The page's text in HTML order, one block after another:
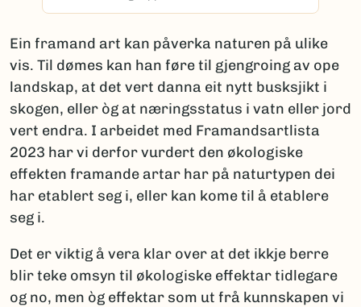
Ein framand art kan påverka naturen på ulike
vis. Til dømes kan han føre til gjengroing av ope
landskap, at det vert danna eit nytt busksjikt i
skogen, eller òg at næringsstatus i vatn eller jord
vert endra. I arbeidet med Framandsartlista
2023 har vi derfor vurdert den økologiske
effekten framande artar har på naturtypen dei
har etablert seg i, eller kan kome til å etablere
seg i.
Det er viktig å vera klar over at det ikkje berre
blir teke omsyn til økologiske effektar tidlegare
og no, men òg effektar som ut frå kunnskapen vi